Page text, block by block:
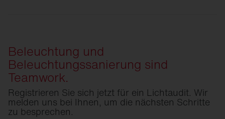
Beleuchtung und
Beleuchtungssanierung sind
Teamwork.
Registrieren Sie sich jetzt für ein Lichtaudit. Wir
melden uns bei Ihnen, um die nächsten Schritte
zu besprechen.